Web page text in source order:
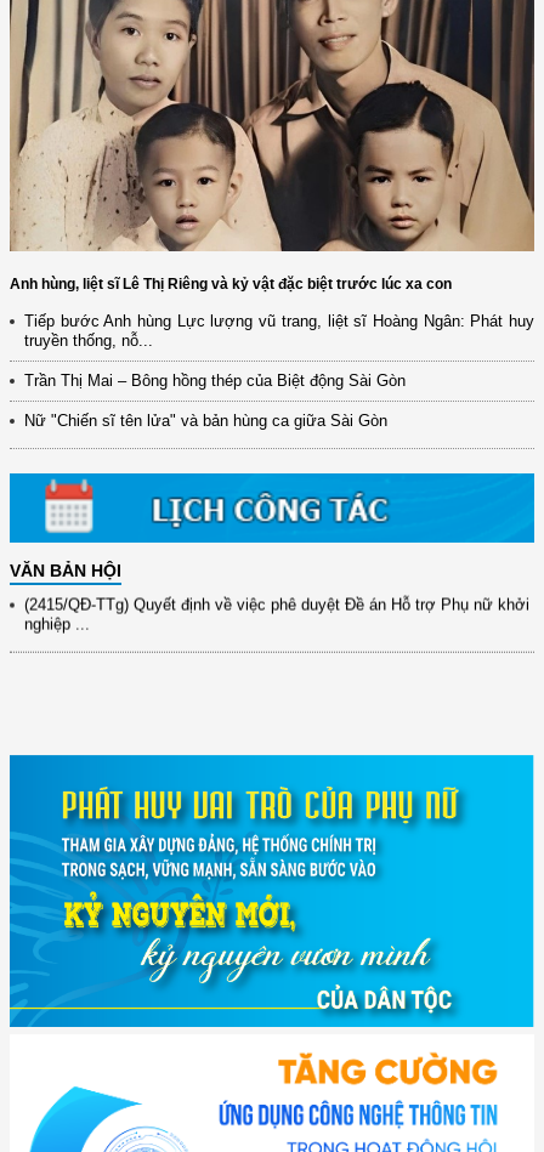
Anh hùng, liệt sĩ Lê Thị Riêng và kỷ vật đặc biệt trước lúc xa con
Tiếp bước Anh hùng Lực lượng vũ trang, liệt sĩ Hoàng Ngân: Phát huy
truyền thống, nỗ...
Trần Thị Mai – Bông hồng thép của Biệt động Sài Gòn
Nữ "Chiến sĩ tên lửa" và bản hùng ca giữa Sài Gòn
VĂN BẢN HỘI
(12/TB-HĐKH) V/v đăng ký, đề xuất nhiệm vụ Khoa học, công nghệ và
đổi mới ...
(898/KH/ĐCT) Kế hoạch thực hiện Quyết định số 2415/QĐ-TTg ngày
31/10/2025 ...
xây dựng ...
(891/KH-ĐCT) Kế hoạch thực hiện Nghị quyết số 72-NQ/TW ngày
9/9/2025 của Bộ ...
(2415/QĐ-TTg) Quyết định về việc phê duyệt Đề án Hỗ trợ Phụ nữ khởi
nghiệp ...